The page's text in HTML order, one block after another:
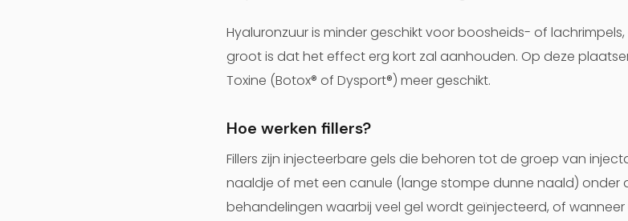
Hyaluronzuur is minder geschikt voor boosheids- of
groot is dat het effect erg kort zal aanhouden. Op deze
Toxine (Botox® of Dysport®) meer geschikt.
Hoe werken fillers?
Fillers zijn injecteerbare gels die behoren tot de groep van
naaldje of met een canule (lange stompe dunne naald) onder
behandelingen waarbij veel gel wordt geïnjecteerd, of